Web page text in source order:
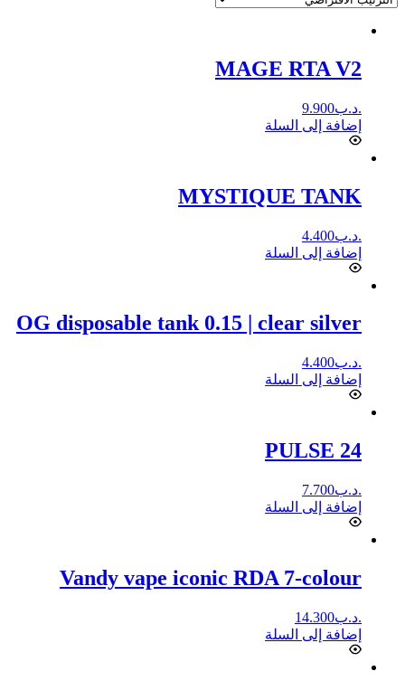
MAGE RTA V2
.د.ب9.900
إضافة إلى السلة
MYSTIQUE TANK
.د.ب4.400
إضافة إلى السلة
OG disposable tank 0.15 | clear silver
.د.ب4.400
إضافة إلى السلة
PULSE 24
.د.ب7.700
إضافة إلى السلة
Vandy vape iconic RDA 7-colour
.د.ب14.300
إضافة إلى السلة